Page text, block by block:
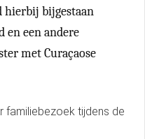
hierbij bijgestaan
en een andere
met Curaçaose
familiebezoek tijdens de